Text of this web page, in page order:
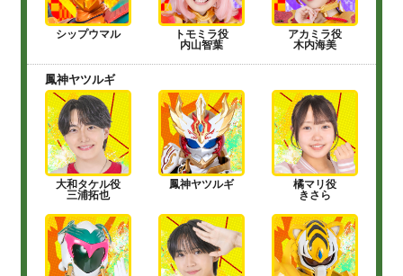
シップウマル トモミラ役
内山智葉
アカミラ役
木内海美
鳳神ヤツルギ
大和タケル役
三浦拓也
鳳神ヤツルギ 橘マリ役
きさら